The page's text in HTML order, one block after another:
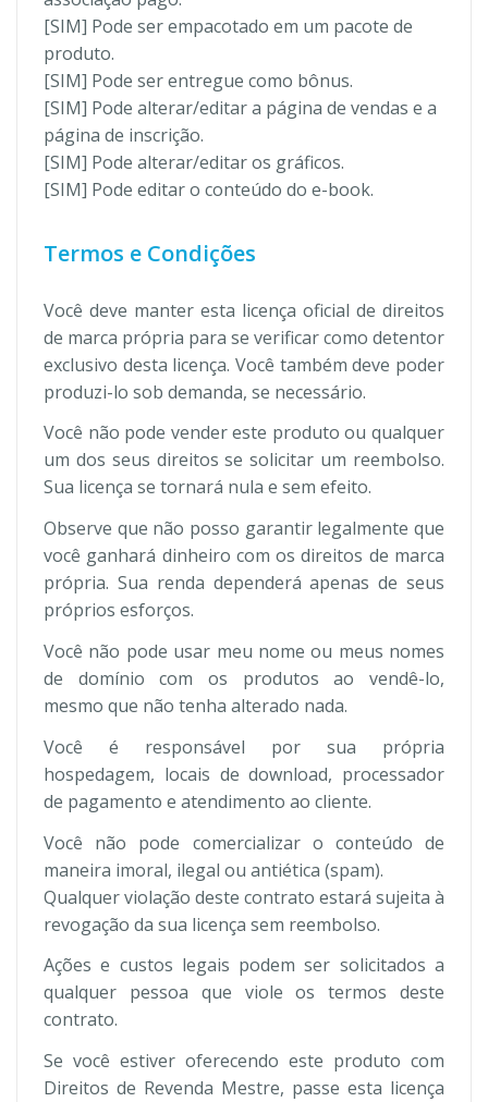
[SIM] Pode ser empacotado em um pacote de
produto.
[SIM] Pode ser entregue como bônus.
[SIM] Pode alterar/editar a página de vendas e a
página de inscrição.
[SIM] Pode alterar/editar os gráficos.
[SIM] Pode editar o conteúdo do e-book.
Termos e Condições
Você deve manter esta licença oficial de direitos
de marca própria para se verificar como detentor
exclusivo desta licença. Você também deve poder
produzi-lo sob demanda, se necessário.
Você não pode vender este produto ou qualquer
um dos seus direitos se solicitar um reembolso.
Sua licença se tornará nula e sem efeito.
Observe que não posso garantir legalmente que
você ganhará dinheiro com os direitos de marca
própria. Sua renda dependerá apenas de seus
próprios esforços.
Você não pode usar meu nome ou meus nomes
de domínio com os produtos ao vendê-lo,
mesmo que não tenha alterado nada.
Você é responsável por sua própria
hospedagem, locais de download, processador
de pagamento e atendimento ao cliente.
Você não pode comercializar o conteúdo de
maneira imoral, ilegal ou antiética (spam).
Qualquer violação deste contrato estará sujeita à
revogação da sua licença sem reembolso.
Ações e custos legais podem ser solicitados a
qualquer pessoa que viole os termos deste
contrato.
Se você estiver oferecendo este produto com
Direitos de Revenda Mestre, passe esta licença